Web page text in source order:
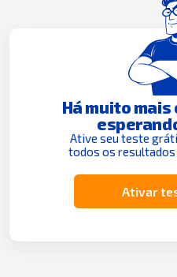
Há muito
Ative seu teste
todos os resultados
Ativar